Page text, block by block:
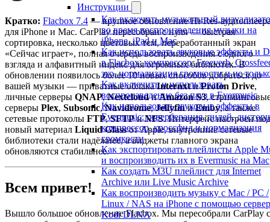
Инструкции
Как включить музыкальный
во время воспроизведения музыки на
iPhone, iPad и Mac
Как использовать звуковые эффекты и
в Flacbox: компрессор, Freeverb,
эхо, нормализация громкости и не
Как включить и использовать
воспроизведение без пауз в Evermusic
Как использовать звуковые эффекты в
Evermusic: реверберация, дилей,
компрессор, кроссфид и нормализация
громкости
Как экспортировать плейлисты Apple
и воспроизводить их в Evermusic на Mac
Как создать M3U плейлист для Internet
Archive или Live Music Archive
Как воспроизводить музыку с Mac / PC /
Linux / NAS на iPhone с помощью
Kodi DLNA
Кратко: Flacbox 7.4 — крупное обновление Hi-Res-
для iPhone и Mac. CarPlay пересобран с нуля — быстрая
сортировка, несколько цветовых тем, переработанный экран
«Сейчас играет», полная очередь воспроизведения с одного
взгляда и алфавитный индекс для огромных библиотек. В
обновлении появилось более 10 новых способов добраться до
вашей музыки — приватные облакаInternxtиProton Drive,
личные серверы QNAP,NextcloudиAmazon S3,
серверы Plex, Subsonic,Navidrome,JellyfinиEmby, а также
сетевые протоколы FTP,SFTPиNFS. Интерфейс настроен
новый материал Liquid Glassот Apple, внутренние сетевые
библиотеки стали надёжнее, а виджеты главного экрана
обновляются стабильнее.
Всем привет!
Вышло большое обновление Flacbox. Мы пересобрали CarPlay с